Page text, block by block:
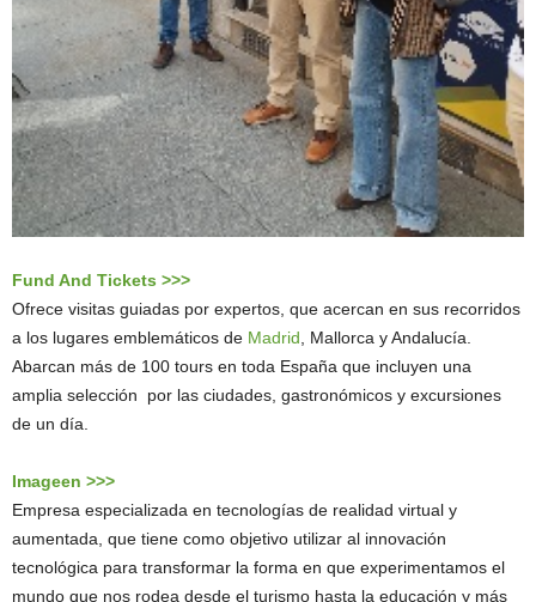
Fund And Tickets >>>
Ofrece visitas guiadas por expertos, que acercan en sus recorridos
a los lugares emblemáticos de Madrid , Mallorca y Andalucía.
Abarcan más de 100 tours en toda España que incluyen una
amplia selección por las ciudades, gastronómicos y excursiones
de un día.
Imageen >>>
Empresa especializada en tecnologías de realidad virtual y
aumentada, que tiene como objetivo utilizar al innovación
tecnológica para transformar la forma en que experimentamos el
mundo que nos rodea desde el turismo hasta la educación y más